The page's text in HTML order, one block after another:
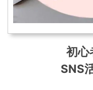
初心
SNS